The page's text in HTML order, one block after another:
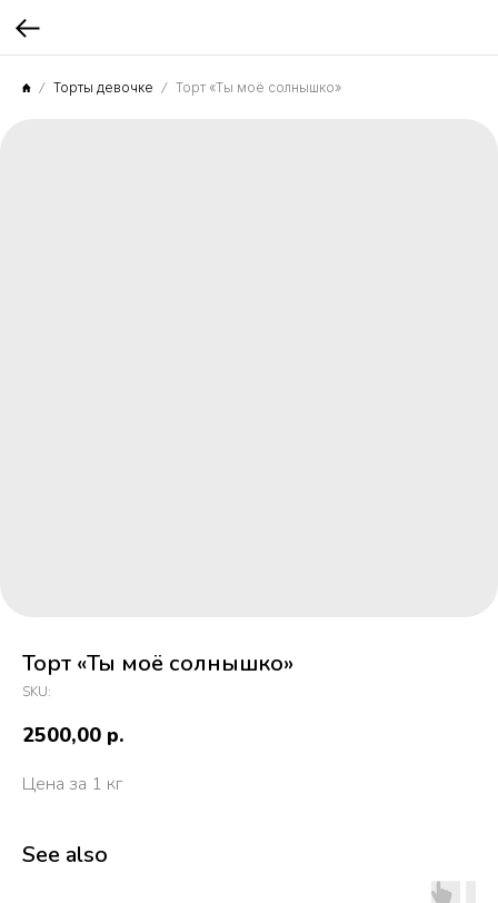
Торты девочке Торт «Ты моё солнышко»
Торт «Ты моё солнышко»
SKU:
2500,00 р.
Цена за 1 кг
See also